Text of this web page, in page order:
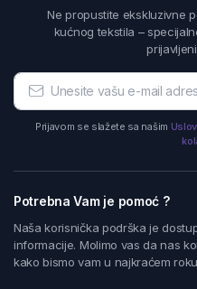
Ne propustite ekskluzivne
kućnog tekstila –
Prijavom se slažete sa našim
Potrebna Vam je pomoć ?
Naša korisnička podrška je
informacije. Molimo vas da nas
kako bismo vam u najkraćem